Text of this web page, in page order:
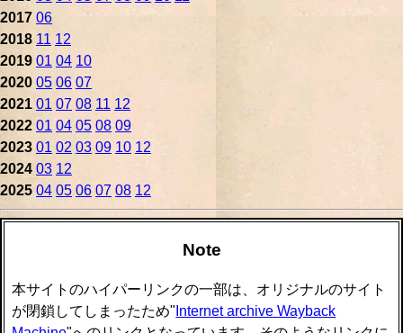
2017 06
2018 11 12
2019 01 04 10
2020 05 06 07
2021 01 07 08 11 12
2022 01 04 05 08 09
2023 01 02 03 09 10 12
2024 03 12
2025 04 05 06 07 08 12
Note
本サイトのハイパーリンクの一部は、オリジナルのサイト
が閉鎖してしまったため" Internet archive Wayback